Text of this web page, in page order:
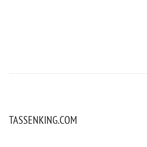
TASSENKING.COM